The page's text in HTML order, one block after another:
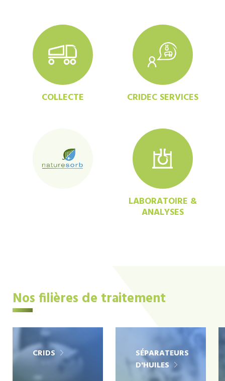
COLLECTE CRIDEC SERVICES
LABORATOIRE &
ANALYSES
Nos filières de traitement
CRIDS
SÉPARATEURS
D'HUILES